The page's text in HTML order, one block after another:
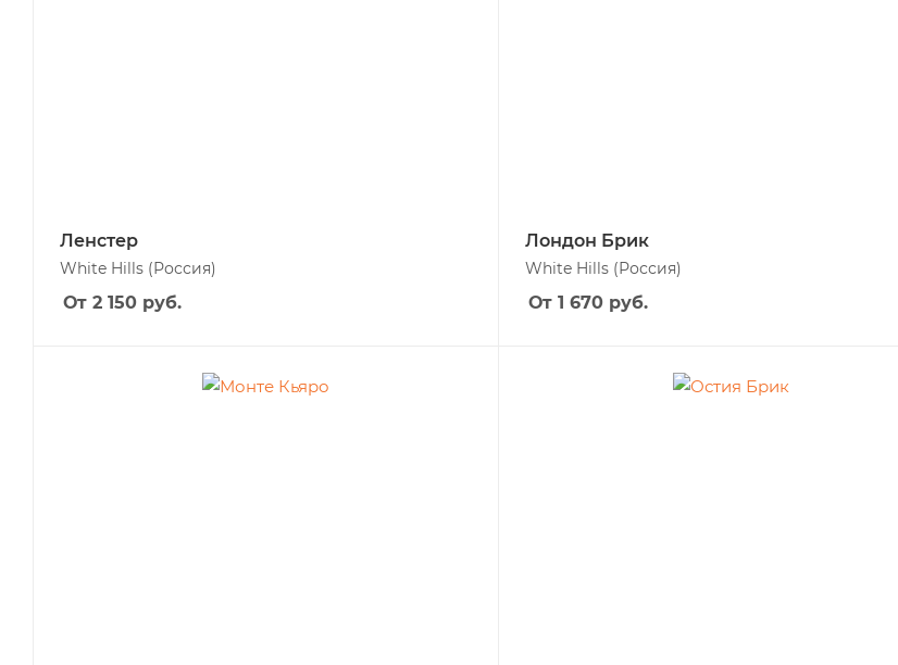
Ленстер
White Hills (Россия)
От 2 150 руб.
Лондон Брик
White Hills (Россия)
От 1 670 руб.